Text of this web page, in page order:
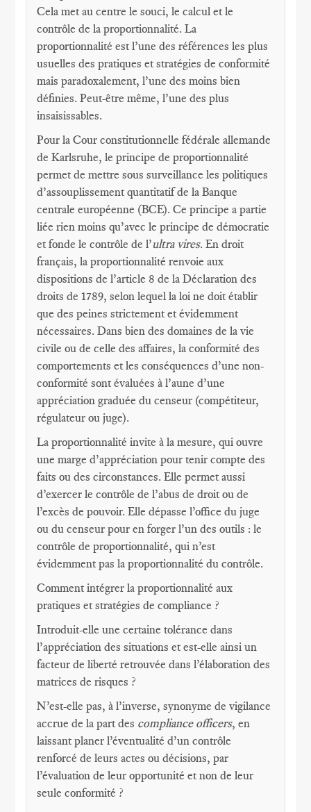
Cela met au centre le souci, le calcul et le
contrôle de la proportionnalité. La
proportionnalité est l’une des références les plus
usuelles des pratiques et stratégies de conformité
mais paradoxalement, l’une des moins bien
définies. Peut-être même, l’une des plus
insaisissables.
Pour la Cour constitutionnelle fédérale allemande
de Karlsruhe, le principe de proportionnalité
permet de mettre sous surveillance les politiques
d’assouplissement quantitatif de la Banque
centrale européenne (BCE). Ce principe a partie
liée rien moins qu’avec le principe de démocratie
et fonde le contrôle de l’ultra vires. En droit
français, la proportionnalité renvoie aux
dispositions de l’article 8 de la Déclaration des
droits de 1789, selon lequel la loi ne doit établir
que des peines strictement et évidemment
nécessaires. Dans bien des domaines de la vie
civile ou de celle des affaires, la conformité des
comportements et les conséquences d’une non-
conformité sont évaluées à l’aune d’une
appréciation graduée du censeur (compétiteur,
régulateur ou juge).
La proportionnalité invite à la mesure, qui ouvre
une marge d’appréciation pour tenir compte des
faits ou des circonstances. Elle permet aussi
d’exercer le contrôle de l’abus de droit ou de
l’excès de pouvoir. Elle dépasse l’office du juge
ou du censeur pour en forger l’un des outils : le
contrôle de proportionnalité, qui n’est
évidemment pas la proportionnalité du contrôle.
Comment intégrer la proportionnalité aux
pratiques et stratégies de compliance ?
Introduit-elle une certaine tolérance dans
l’appréciation des situations et est-elle ainsi un
facteur de liberté retrouvée dans l’élaboration des
matrices de risques ?
N’est-elle pas, à l’inverse, synonyme de vigilance
accrue de la part des compliance officers, en
laissant planer l’éventualité d’un contrôle
renforcé de leurs actes ou décisions, par
l’évaluation de leur opportunité et non de leur
seule conformité ?